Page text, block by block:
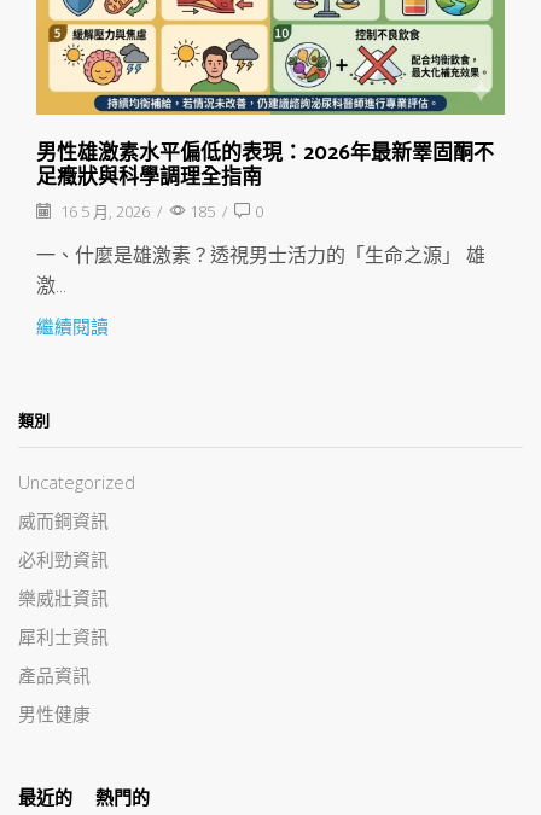
男性雄激素水平偏低的表現：2026年最新睪固酮不
足癥狀與科學調理全指南
16 5 月, 2026 / 185 / 0
一、什麼是雄激素？透視男士活力的「生命之源」 雄
激...
繼續閱讀
類別
Uncategorized
威而鋼資訊
必利勁資訊
樂威壯資訊
犀利士資訊
產品資訊
男性健康
最近的 熱門的